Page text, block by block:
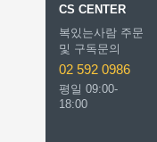
CS CENTER
복있는사람 주문
및 구독문의
02 592 0986
평일 09:00-
18:00